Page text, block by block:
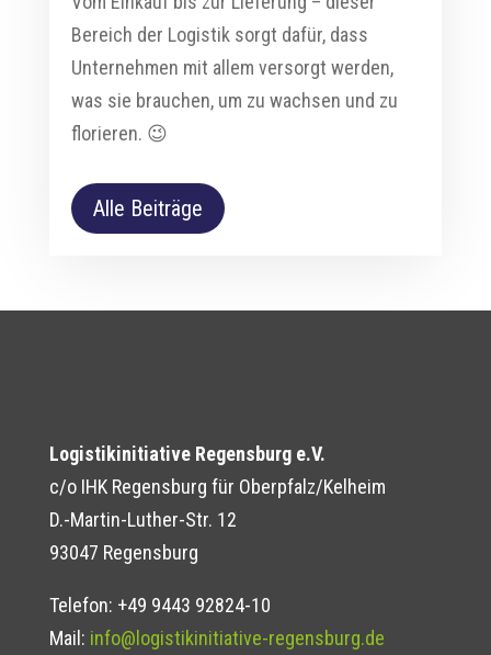
Bereich der Logistik sorgt dafür, dass
Unternehmen mit allem versorgt werden,
was sie brauchen, um zu wachsen und zu
florieren. 😉
Alle Beiträge
Logistikinitiative Regensburg e.V.
c/o IHK Regensburg für Oberpfalz/Kelheim
D.-Martin-Luther-Str. 12
93047 Regensburg
Telefon: +49 9443 92824-10
Mail: info@logistikinitiative-regensburg.de